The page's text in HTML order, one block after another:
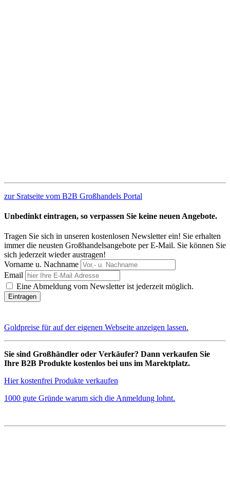
zur Sratseite vom B2B Großhandels Portal
Unbedinkt eintragen, so verpassen Sie keine neuen Angebote.
Tragen Sie sich in unseren kostenlosen Newsletter ein! Sie erhalten
immer die neusten Großhandelsangebote per E-Mail. Sie können Sie
sich jederzeit wieder austragen!
Vorname u. Nachname
Email
Eine Abmeldung vom Newsletter ist jederzeit möglich.
Goldpreise für auf der eigenen Webseite anzeigen lassen.
Sie sind Großhändler oder Verkäufer? Dann verkaufen Sie
Ihre B2B Produkte kostenlos bei uns im Marektplatz.
Hier kostenfrei Produkte verkaufen
1000 gute Gründe warum sich die Anmeldung lohnt.